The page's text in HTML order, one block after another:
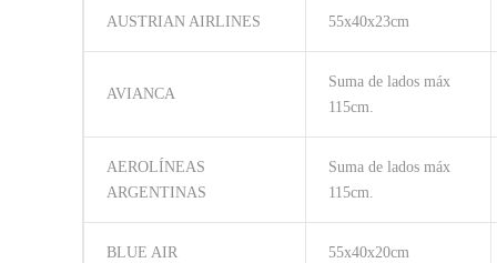
AUSTRIAN AIRLINES 55x40x23cm
AVIANCA
Suma de lados máx
115cm.
AEROLÍNEAS
ARGENTINAS
Suma de lados máx
115cm.
BLUE AIR 55x40x20cm